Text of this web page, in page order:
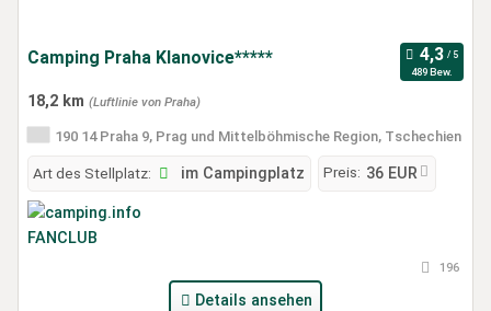
Camping Praha Klanovice*****
489 Bew.
18,2 km (Luftlinie von Praha)
190 14 Praha 9, Prag und Mittelböhmische Region, Tschechien
Art des Stellplatz: im Campingplatz Preis: 36 EUR
196
Details ansehen